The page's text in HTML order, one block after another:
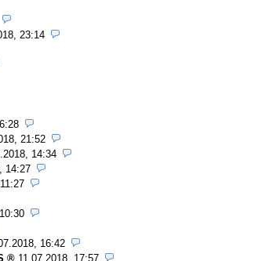
23:14
21:52
14:34
14:27
16:42
11.07.2018, 17:57